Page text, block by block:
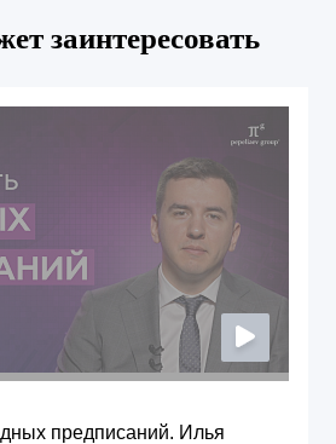
заинтересовать
предписаний. Илья